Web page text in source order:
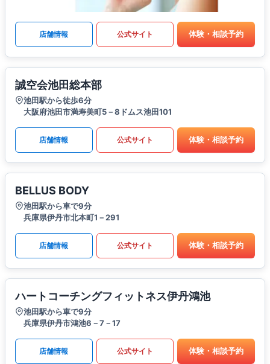
店舗情報 公式サイト 体験・相談予約
誠空会池田総本部
池田駅から徒歩6分
大阪府池田市満寿美町5－8ドムス池田101
店舗情報 公式サイト 体験・相談予約
BELLUS BODY
池田駅から車で9分
兵庫県伊丹市北本町1－291
店舗情報 公式サイト 体験・相談予約
ハートコーチングフィットネス伊丹鴻池
池田駅から車で9分
兵庫県伊丹市鴻池6－7－17
店舗情報 公式サイト 体験・相談予約